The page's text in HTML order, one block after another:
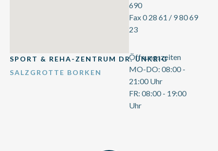
SPORT & REHA-ZENTRUM DR. UNKRIG
SALZGROTTE BORKEN
690
Fax 0 28 61 / 9 80 69
23
Öffnungszeiten
MO-DO: 08:00 -
21:00 Uhr
FR: 08:00 - 19:00
Uhr